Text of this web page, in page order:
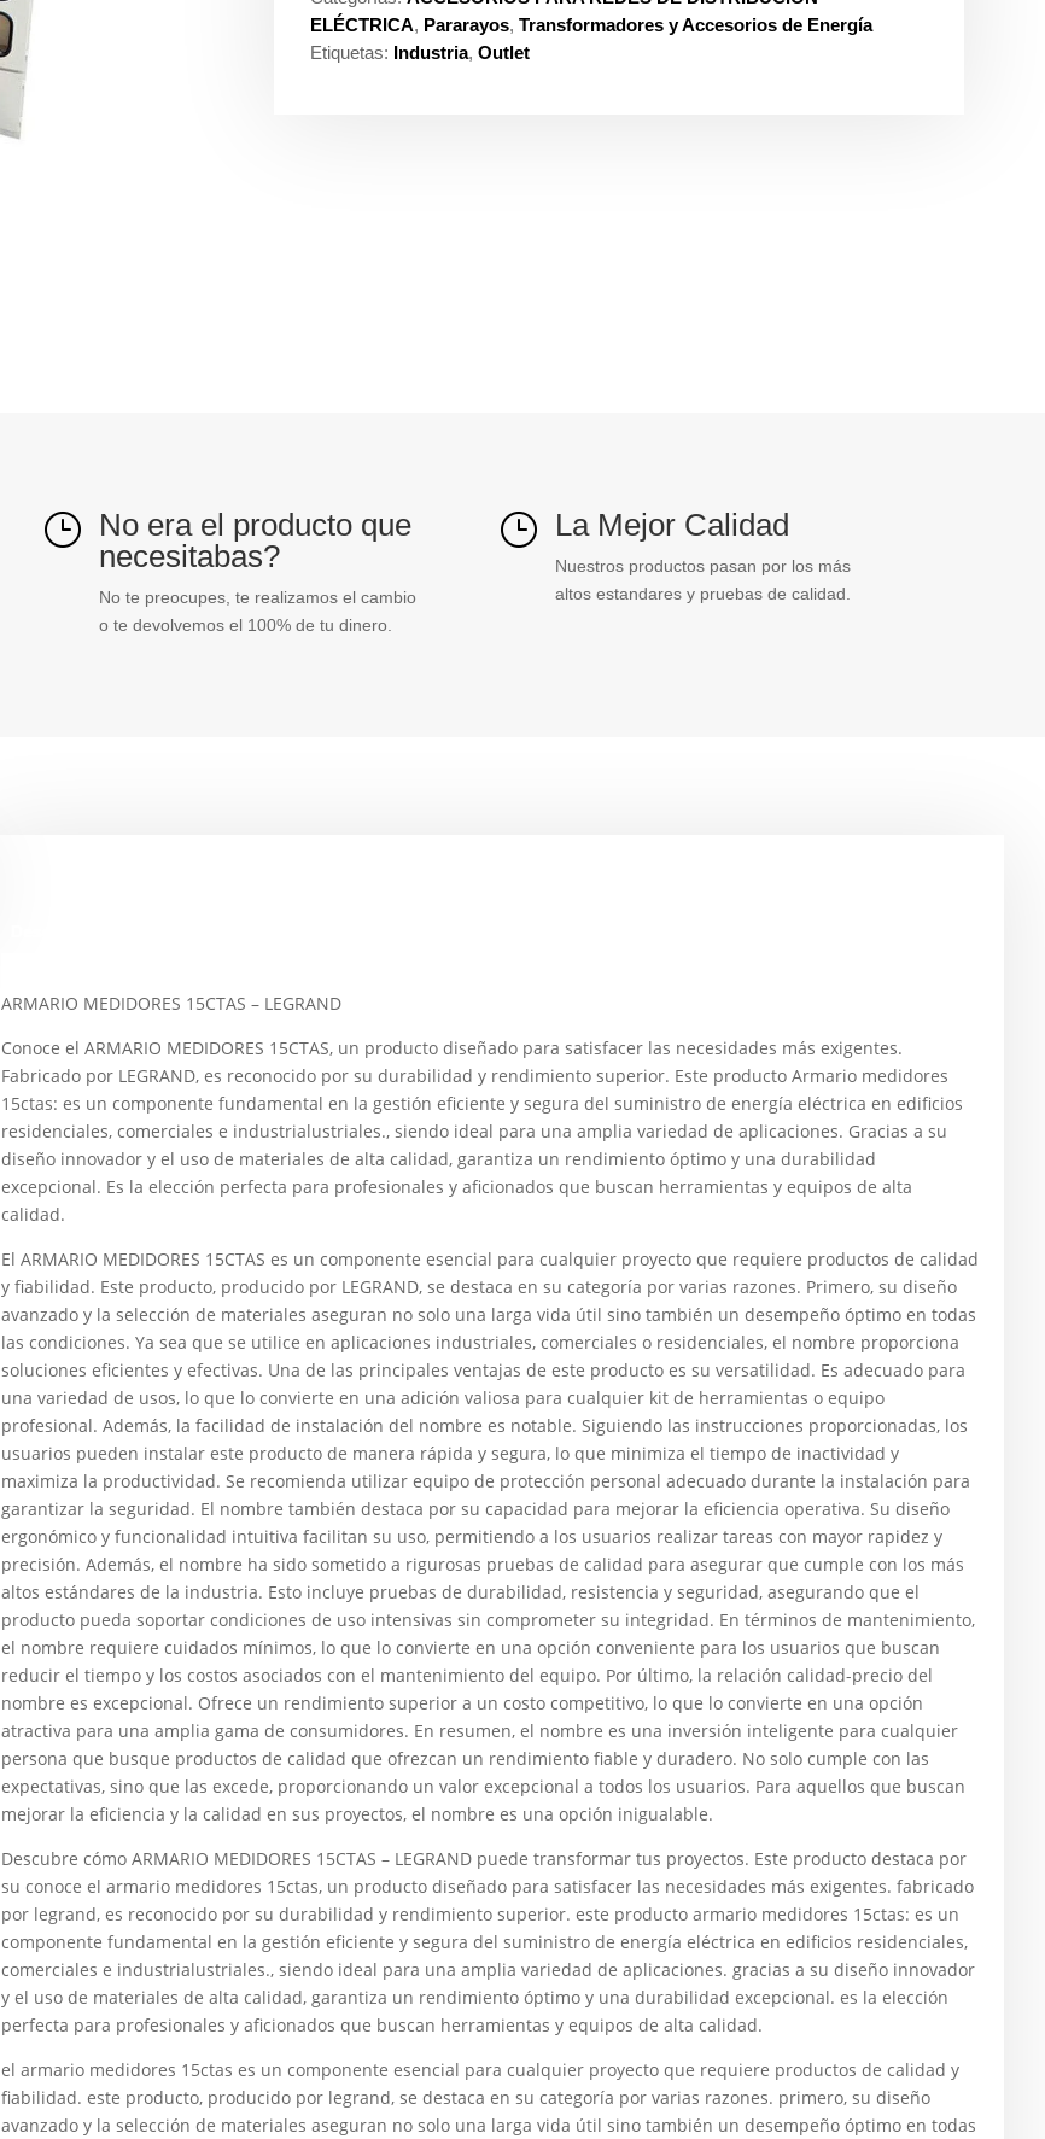
ELÉCTRICA, Pararayos,Transformadores y Accesorios de Energía
Etiquetas: Industria,Outlet
} No era el producto que
necesitabas?
No te preocupes, te realizamos el cambio
o te devolvemos el 100% de tu dinero.
} La Mejor Calidad
Nuestros productos pasan por los más
altos estandares y pruebas de calidad.
ARMARIO MEDIDORES 15CTAS – LEGRAND
Conoce el ARMARIO MEDIDORES 15CTAS, un producto diseñado para satisfacer las necesidades más exigentes.
Fabricado por LEGRAND, es reconocido por su durabilidad y rendimiento superior. Este producto Armario medidores
15ctas: es un componente fundamental en la gestión eficiente y segura del suministro de energía eléctrica en edificios
residenciales, comerciales e industrialustriales., siendo ideal para una amplia variedad de aplicaciones. Gracias a su
diseño innovador y el uso de materiales de alta calidad, garantiza un rendimiento óptimo y una durabilidad
excepcional. Es la elección perfecta para profesionales y aficionados que buscan herramientas y equipos de alta
calidad.
El ARMARIO MEDIDORES 15CTAS es un componente esencial para cualquier proyecto que requiere productos de calidad
y fiabilidad. Este producto, producido por LEGRAND, se destaca en su categoría por varias razones. Primero, su diseño
avanzado y la selección de materiales aseguran no solo una larga vida útil sino también un desempeño óptimo en todas
las condiciones. Ya sea que se utilice en aplicaciones industriales, comerciales o residenciales, el nombre proporciona
soluciones eficientes y efectivas. Una de las principales ventajas de este producto es su versatilidad. Es adecuado para
una variedad de usos, lo que lo convierte en una adición valiosa para cualquier kit de herramientas o equipo
profesional. Además, la facilidad de instalación del nombre es notable. Siguiendo las instrucciones proporcionadas, los
usuarios pueden instalar este producto de manera rápida y segura, lo que minimiza el tiempo de inactividad y
maximiza la productividad. Se recomienda utilizar equipo de protección personal adecuado durante la instalación para
garantizar la seguridad. El nombre también destaca por su capacidad para mejorar la eficiencia operativa. Su diseño
ergonómico y funcionalidad intuitiva facilitan su uso, permitiendo a los usuarios realizar tareas con mayor rapidez y
precisión. Además, el nombre ha sido sometido a rigurosas pruebas de calidad para asegurar que cumple con los más
altos estándares de la industria. Esto incluye pruebas de durabilidad, resistencia y seguridad, asegurando que el
producto pueda soportar condiciones de uso intensivas sin comprometer su integridad. En términos de mantenimiento,
el nombre requiere cuidados mínimos, lo que lo convierte en una opción conveniente para los usuarios que buscan
reducir el tiempo y los costos asociados con el mantenimiento del equipo. Por último, la relación calidad-precio del
nombre es excepcional. Ofrece un rendimiento superior a un costo competitivo, lo que lo convierte en una opción
atractiva para una amplia gama de consumidores. En resumen, el nombre es una inversión inteligente para cualquier
persona que busque productos de calidad que ofrezcan un rendimiento fiable y duradero. No solo cumple con las
expectativas, sino que las excede, proporcionando un valor excepcional a todos los usuarios. Para aquellos que buscan
mejorar la eficiencia y la calidad en sus proyectos, el nombre es una opción inigualable.
Descubre cómo ARMARIO MEDIDORES 15CTAS – LEGRAND puede transformar tus proyectos. Este producto destaca por
su conoce el armario medidores 15ctas, un producto diseñado para satisfacer las necesidades más exigentes. fabricado
por legrand, es reconocido por su durabilidad y rendimiento superior. este producto armario medidores 15ctas: es un
componente fundamental en la gestión eficiente y segura del suministro de energía eléctrica en edificios residenciales,
comerciales e industrialustriales., siendo ideal para una amplia variedad de aplicaciones. gracias a su diseño innovador
y el uso de materiales de alta calidad, garantiza un rendimiento óptimo y una durabilidad excepcional. es la elección
perfecta para profesionales y aficionados que buscan herramientas y equipos de alta calidad.
el armario medidores 15ctas es un componente esencial para cualquier proyecto que requiere productos de calidad y
fiabilidad. este producto, producido por legrand, se destaca en su categoría por varias razones. primero, su diseño
avanzado y la selección de materiales aseguran no solo una larga vida útil sino también un desempeño óptimo en todas